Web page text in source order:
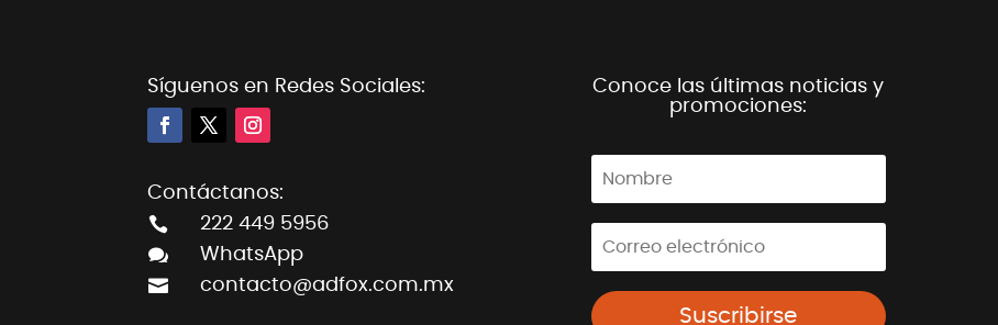
Síguenos en Redes Sociales:
Contáctanos:

222 449 5956

WhatsApp

contacto@adfox.com.mx
Conoce las últimas noticias y
promociones:
Suscribirse